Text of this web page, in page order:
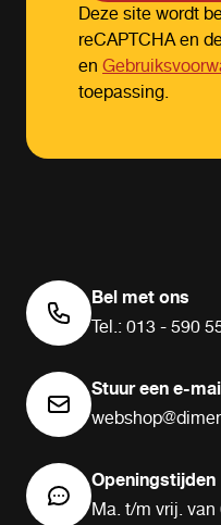
Deze site wordt
reCAPTCHA en
en
toepassing.
Bel met ons
Tel.: 013 - 590
Stuur een e-
Openingstijden
Ma. t/m vrij.